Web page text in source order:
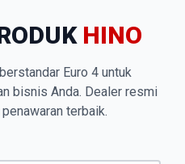
HINO
Euro 4 untuk
bisnis Anda. Dealer resmi
terbaik.